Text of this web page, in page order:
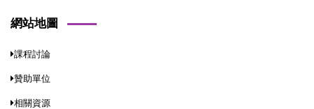
網站地圖
課程討論
贊助單位
相關資源